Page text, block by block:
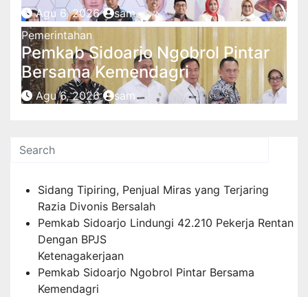
Agu 6, 2026
sam
Pemerintahan
Pemkab Sidoarjo Ngobrol Pintar
Bersama Kemendagri
Agu 6, 2026 sam
Sidang Tipiring, Penjual Miras yang Terjaring
Razia Divonis Bersalah
Pemkab Sidoarjo Lindungi 42.210 Pekerja Rentan
Dengan BPJS
Ketenagakerjaan
Pemkab Sidoarjo Ngobrol Pintar Bersama
Kemendagri